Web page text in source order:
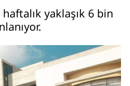
yaklaşık 6 bin